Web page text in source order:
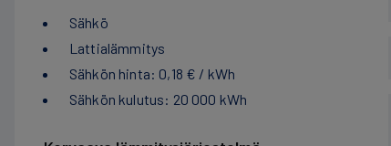
Sähkö
Lattialämmitys
Sähkön hinta: 0,18 € / kWh
Sähkön kulutus: 20 000 kWh